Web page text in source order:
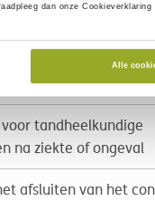
dan onze Cookieverklaring
Alle
afsluiten van het
verzekeringsgeval
de EU
tandheelkundige
na ziekte of ongeval